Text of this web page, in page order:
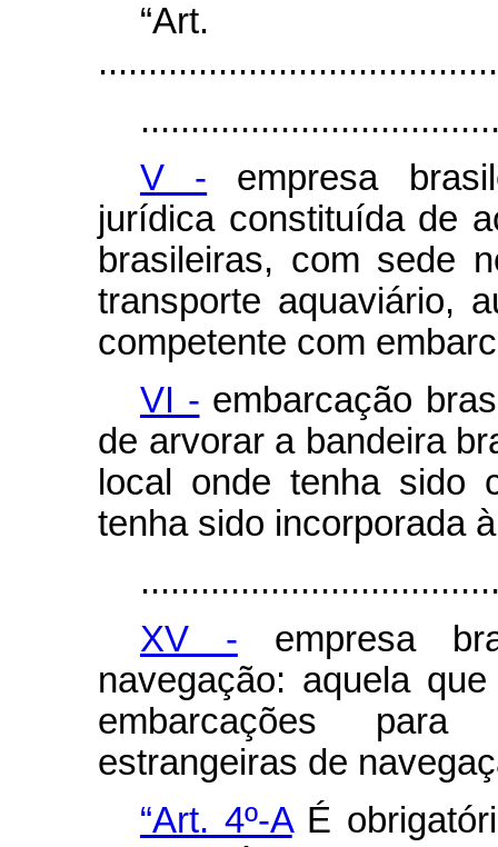
V - empresa
jurídica constituída de
brasileiras, com sede
transporte aquaviário,
competente com
VI - embarcação
de arvorar a bandeira
local onde tenha sido
tenha sido incorporada
XV - empresa
navegação: aquela
embarcações
estrangeiras de
“Art. 4º-AÉ